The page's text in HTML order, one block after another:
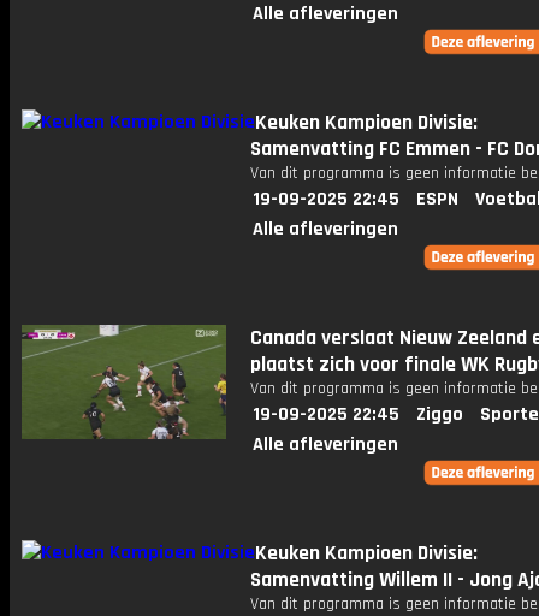
Alle afleveringen
Keuken Kampioen Divisie:
Samenvatting FC Emmen - FC
Van dit programma is geen informatie
19-09-2025 22:45 ESPN
Alle afleveringen
Canada verslaat Nieuw Zeeland
plaatst zich voor finale WK
Van dit programma is geen informatie
19-09-2025 22:45 Ziggo
Alle afleveringen
Keuken Kampioen Divisie:
Samenvatting Willem II - Jong
Van dit programma is geen informatie